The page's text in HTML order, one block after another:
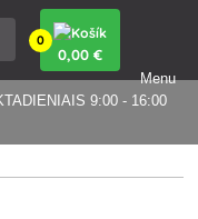
9:00 - 16:00
0
0,00 €
Menu